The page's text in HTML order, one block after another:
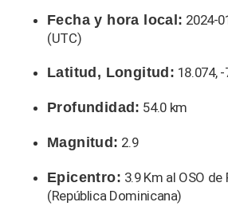
Fecha y hora local: 2024-
(UTC)
Latitud, Longitud: 18.074, -
Profundidad: 54.0 km
Magnitud: 2.9
Epicentro: 3.9 Km al OSO de
(República Dominicana)